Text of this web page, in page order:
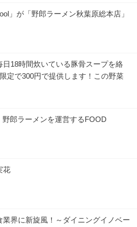
」が「野郎ラーメン秋葉原総本店」
18時間炊いている豚骨スープを絡
定で300円で提供します！この野菜
郎ラーメンを運営するFOOD
花
界に新旋風！～ダイニングイノベー